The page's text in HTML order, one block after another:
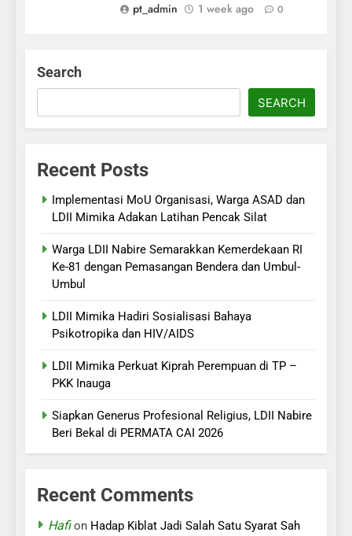
pt_admin
1 week ago 0
Search
SEARCH
Recent Posts
Implementasi MoU Organisasi, Warga ASAD dan
LDII Mimika Adakan Latihan Pencak Silat
Warga LDII Nabire Semarakkan Kemerdekaan RI
Ke-81 dengan Pemasangan Bendera dan Umbul-
Umbul
LDII Mimika Hadiri Sosialisasi Bahaya
Psikotropika dan HIV/AIDS
LDII Mimika Perkuat Kiprah Perempuan di TP –
PKK Inauga
Siapkan Generus Profesional Religius, LDII Nabire
Beri Bekal di PERMATA CAI 2026
Recent Comments
Hafion Hadap Kiblat Jadi Salah Satu Syarat Sah